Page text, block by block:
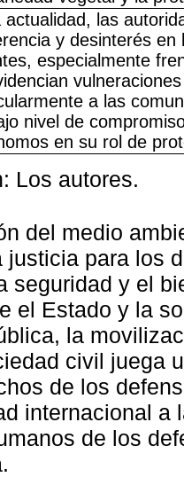
actualidad, las
y desinterés
especialmente
a las
nivel de
en su rol de
Los autores.
del medio
justicia para los
seguridad y el
el Estado y la
la
civil juega
de los
internacional a
de los